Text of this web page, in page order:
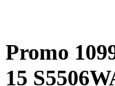
Promo
15